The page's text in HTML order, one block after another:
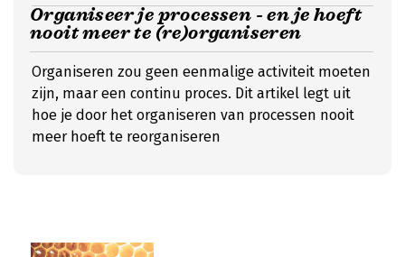
Organiseer je processen - en je hoeft
nooit meer te (re)organiseren
Organiseren zou geen eenmalige activiteit moeten
zijn, maar een continu proces. Dit artikel legt uit
hoe je door het organiseren van processen nooit
meer hoeft te reorganiseren